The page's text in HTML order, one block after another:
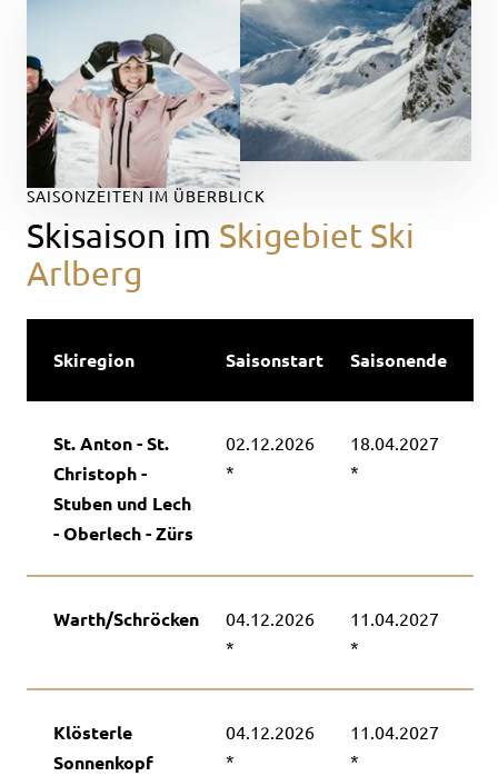
SAISONZEITEN IM ÜBERBLICK
Skisaison im Skigebiet Ski
Arlberg
Skiregion Saisonstart Saisonende
St. Anton - St.
Christoph -
Stuben und Lech
- Oberlech - Zürs
02.12.2026
*
18.04.2027
*
Warth/Schröcken
04.12.2026
*
11.04.2027
*
Klösterle
Sonnenkopf
04.12.2026
*
11.04.2027
*